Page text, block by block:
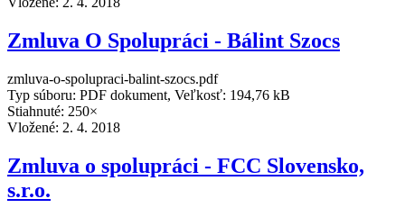
Zmluva O Spolupráci - Bálint Szocs
zmluva-o-spolupraci-balint-szocs.pdf
Typ súboru: PDF dokument, Veľkosť: 194,76 kB
Stiahnuté: 250×
Vložené: 2. 4. 2018
Zmluva o spolupráci - FCC Slovensko,
s.r.o.